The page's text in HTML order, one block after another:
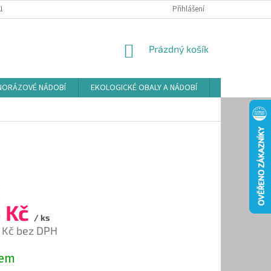
ŘÁD ZÁSADY POUŽÍVÁNÍ SOUBORŮ COOKIES
Přihlášení
NÁKUPNÍ
Prázdný košík
NÁDOBÍ EKOLOGICKÉ OBALY A NÁDOBÍ
Kč / ks
bez DPH